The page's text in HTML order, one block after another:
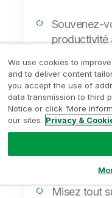
Souvenez-
productivité
continu qui
temps que
travail.
Bâtissez
deux piliers
l'AI literacy.
prolifique.
Misez tout
We use cookies to
and to deliver content
you accept the use of
data transmission to third
Notice or click ‘More
our sites. Privacy &